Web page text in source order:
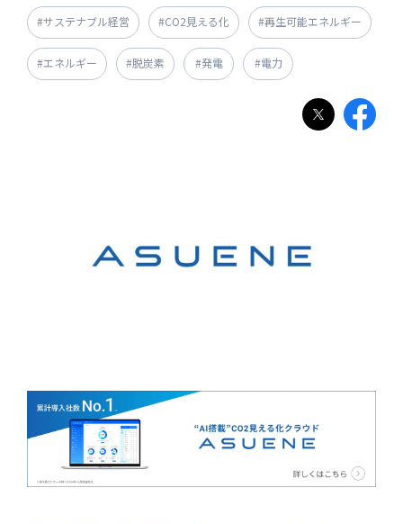
#サステナブル経営 #CO2見える化 #再生可能エネルギー
#エネルギー #脱炭素 #発電 #電力